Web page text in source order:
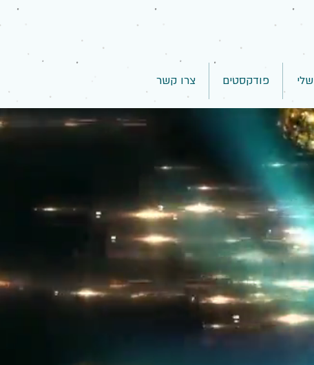
פודקסטים צרו קשר